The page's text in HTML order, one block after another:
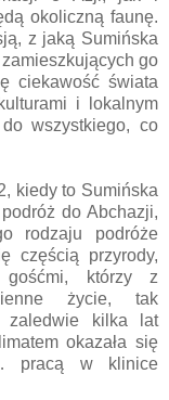
okoliczną faunę.
z jaką Sumińska
go
ciekawość świata
i lokalnym
wszystkiego, co
kiedy to Sumińska
do Abchazji,
rodzaju podróże
częścią przyrody,
którzy z
życie, tak
zaledwie kilka lat
okazała się
pracą w klinice